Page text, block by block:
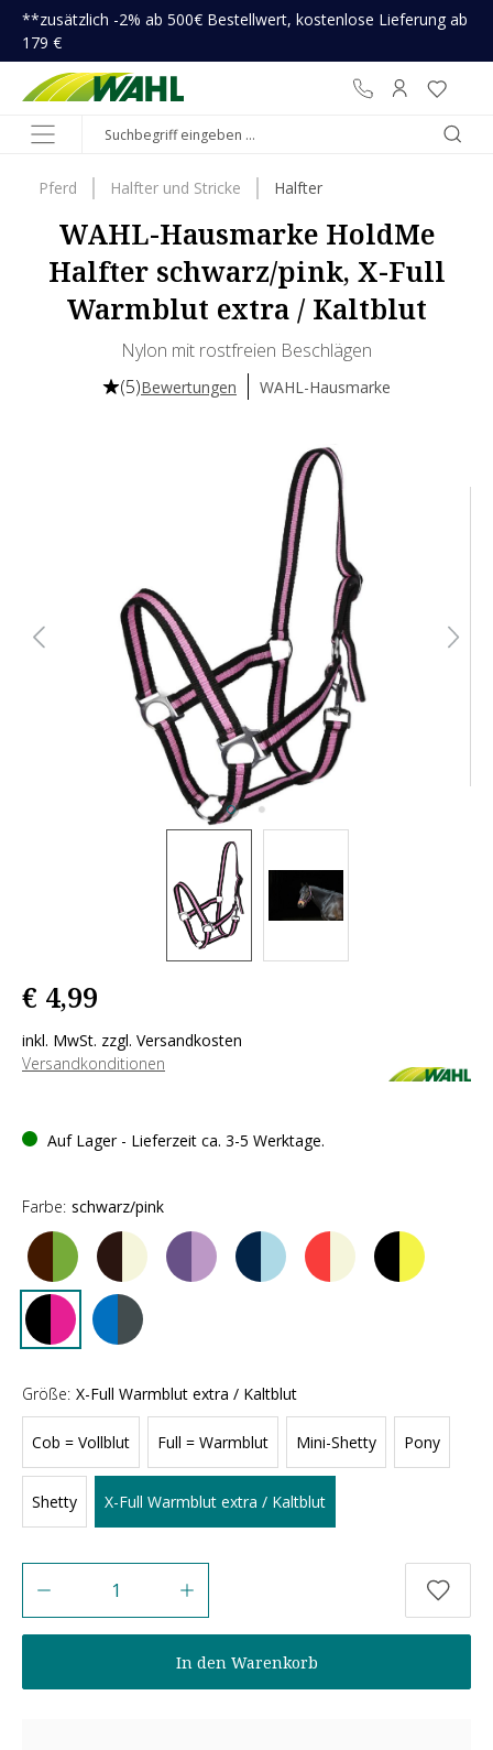
springen
**zusätzlich -2% ab 500€ Bestellwert, kostenlose Lieferung ab
179 €
Pferd Halfter und Stricke Halfter
WAHL-Hausmarke HoldMe
Halfter schwarz/pink, X-Full
Warmblut extra / Kaltblut
Nylon mit rostfreien Beschlägen
(5)Bewertungen WAHL-Hausmarke
€ 4,99
inkl. MwSt. zzgl. Versandkosten
Versandkonditionen
Auf Lager - Lieferzeit ca. 3-5 Werktage.
Farbe: schwarz/pink
Größe: X-Full Warmblut extra / Kaltblut
Cob = Vollblut Full = Warmblut Mini-Shetty Pony
Shetty X-Full Warmblut extra / Kaltblut
In den Warenkorb